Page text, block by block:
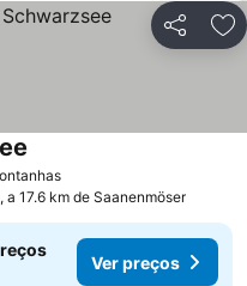
Partilhar
a 17.6 km de Saanenmöser
Ver preços